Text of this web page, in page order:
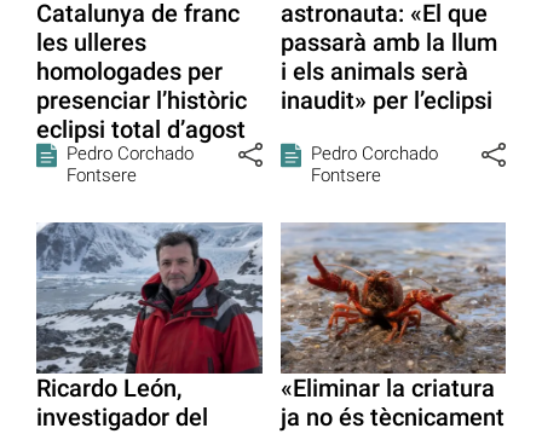
Catalunya de franc
les ulleres
homologades per
presenciar l’històric
eclipsi total d’agost
Pedro Corchado
Fontsere
astronauta: «El que
passarà amb la llum
i els animals serà
inaudit» per l’eclipsi
Pedro Corchado
Fontsere
Ricardo León,
investigador del
«Eliminar la criatura
ja no és tècnicament